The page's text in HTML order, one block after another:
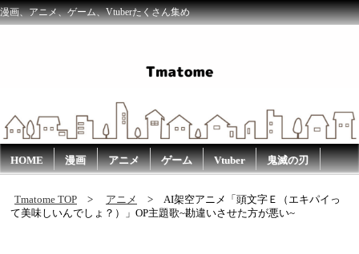
漫画、アニメ、ゲーム、Vtuberたくさん集め
HOME 漫画 アニメ ゲーム Vtuber 鬼滅の刃
Tmatome TOP アニメ
AI架空アニメ「頭文字Ｅ（エキパイっ
て美味しいんでしょ？）」OP主題歌~勘違いさせた方が悪い~